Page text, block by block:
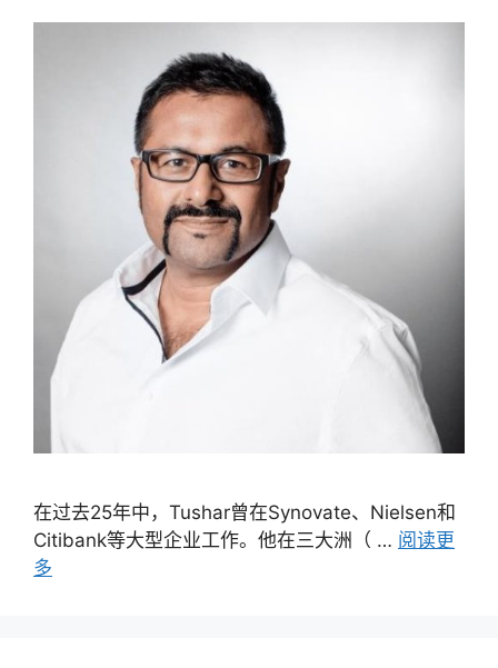
在过去25年中，Tushar曾在Synovate、Nielsen和
Citibank等大型企业工作。他在三大洲（ … 阅读更
多